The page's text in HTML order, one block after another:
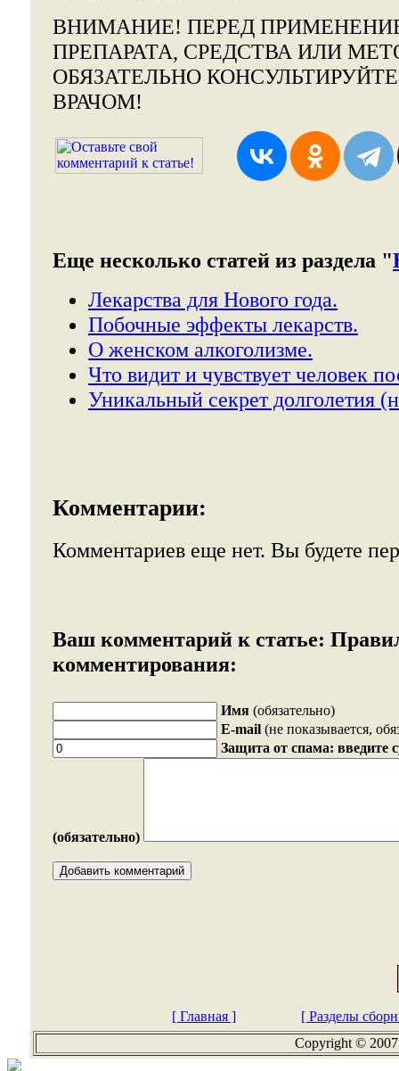
ВНИМАНИЕ! ПЕРЕД
ПРЕПАРАТА, СРЕДСТВА ИЛИ
ОБЯЗАТЕЛЬНО
ВРАЧОМ!
Еще несколько статей из раздела "
Лекарства для Нового года.
Побочные эффекты лекарств.
О женском алкоголизме.
Что видит и чувствует человек
Уникальный секрет долголетия
Комментарии:
Комментариев еще нет. Вы будете
Ваш комментарий к статье:
комментирования:
Имя (обязательно)
E-mail (не показывается,
Защита от спама: введите
(обязательно)
[ Главная ]
[ Разделы
Copyright ©